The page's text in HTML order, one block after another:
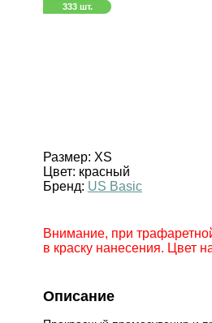
333 шт.
Размер: XS
Цвет: красный
Бренд: US Basic
Внимание, при
в краску нанесения. Цвет
Описание